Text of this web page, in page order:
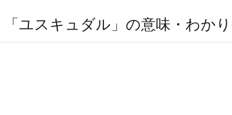
「ユスキュダル」の意味・わか